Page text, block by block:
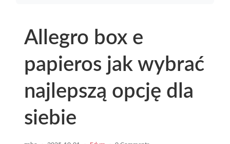
Allegro box e
papieros jak wybrać
najlepszą opcję dla
siebie